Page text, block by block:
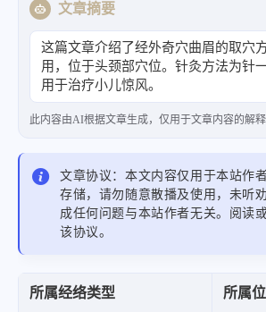
文章摘要
这篇文章介绍了经外奇穴曲眉的取穴
用，位于头颈部穴位。针灸方法为针
用于治疗小儿惊风。
此内容由AI根据文章生成，仅用于文章内容的解
文章协议：本文内容仅用于本站作
存储，请勿随意散播及使用，未听
成任何问题与本站作者无关。阅读
该协议。
所属经络类型 所属